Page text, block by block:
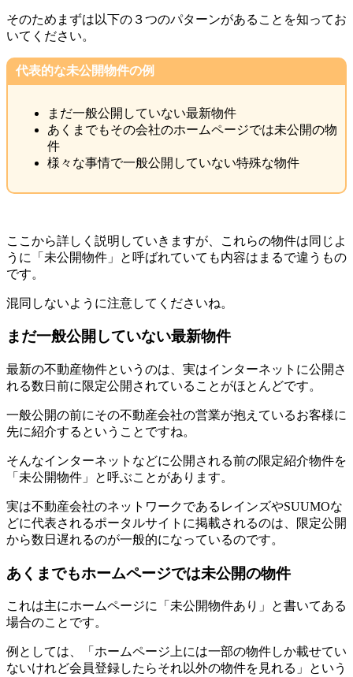
そのためまずは以下の３つのパターンがあることを知ってお
いてください。
代表的な未公開物件の例
まだ一般公開していない最新物件
あくまでもその会社のホームページでは未公開の物
件
様々な事情で一般公開していない特殊な物件
ここから詳しく説明していきますが、これらの物件は同じよ
うに「未公開物件」と呼ばれていても内容はまるで違うもの
です。
混同しないように注意してくださいね。
まだ一般公開していない最新物件
最新の不動産物件というのは、実はインターネットに公開さ
れる数日前に限定公開されていることがほとんどです。
一般公開の前にその不動産会社の営業が抱えているお客様に
先に紹介するということですね。
そんなインターネットなどに公開される前の限定紹介物件を
「未公開物件」と呼ぶことがあります。
実は不動産会社のネットワークであるレインズやSUUMOな
どに代表されるポータルサイトに掲載されるのは、限定公開
から数日遅れるのが一般的になっているのです。
あくまでもホームページでは未公開の物件
これは主にホームページに「未公開物件あり」と書いてある
場合のことです。
例としては、「ホームページ上には一部の物件しか載せてい
ないけれど会員登録したらそれ以外の物件を見れる」という